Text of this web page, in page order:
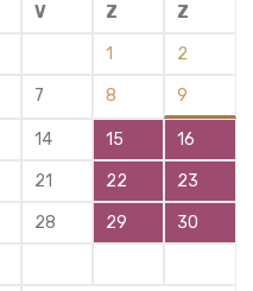
V Z Z
1 2
7 8 9
14 15 16
21 22 23
28 29 30